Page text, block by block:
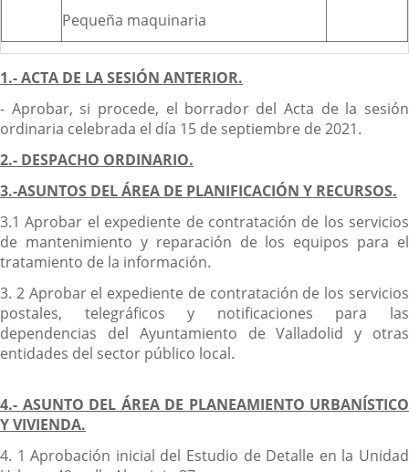
Pequeña maquinaria
1.- ACTA DE LA SESIÓN ANTERIOR.
- Aprobar, si procede, el borrador del Acta de la sesión
ordinaria celebrada el día 15 de septiembre de 2021.
2.- DESPACHO ORDINARIO.
3.-ASUNTOS DEL ÁREA DE PLANIFICACIÓN Y RECURSOS.
3.1 Aprobar el expediente de contratación de los servicios
de mantenimiento y reparación de los equipos para el
tratamiento de la información.
3. 2 Aprobar el expediente de contratación de los servicios
postales, telegráficos y notificaciones para las
dependencias del Ayuntamiento de Valladolid y otras
entidades del sector público local.
4.- ASUNTO DEL ÁREA DE PLANEAMIENTO URBANÍSTICO
Y VIVIENDA.
4. 1 Aprobación inicial del Estudio de Detalle en la Unidad